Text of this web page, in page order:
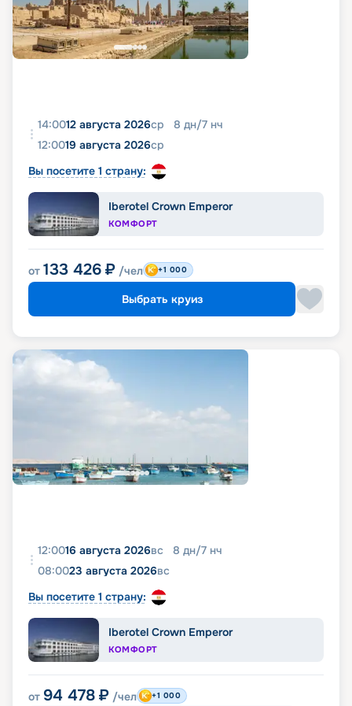
14:0012 августа 2026ср 8 дн/7 нч
12:0019 августа 2026ср
Вы посетите 1 страну:
Iberotel Crown Emperor
КОМФОРТ
от 133 426 ₽ /чел +1 000
Выбрать круиз
12:0016 августа 2026вс 8 дн/7 нч
08:0023 августа 2026вс
Вы посетите 1 страну:
Iberotel Crown Emperor
КОМФОРТ
от 94 478 ₽ /чел +1 000